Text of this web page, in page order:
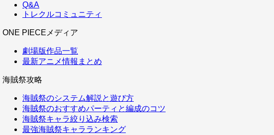
Q&A
トレクルコミュニティ
ONE PIECEメディア
劇場版作品一覧
最新アニメ情報まとめ
海賊祭攻略
海賊祭のシステム解説と遊び方
海賊祭のおすすめパーティと編成のコツ
海賊祭キャラ絞り込み検索
最強海賊祭キャラランキング